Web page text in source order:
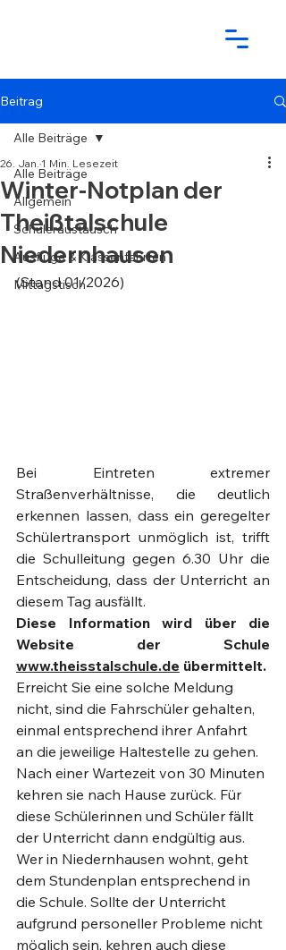
Beitrag
Alle Beiträge
Allgemein
Schüleraustausch
Ausflüge & Klassenfahrten
Mittagstisch
Alle Beiträge
Winter-Notplan der
Theißtalschule
Niedernhausen
26. Jan. 1 Min. Lesezeit
(Stand 01/2026)
Bei Eintreten extremer
Straßenverhältnisse, die deutlich
erkennen lassen, dass ein geregelter
Schülertransport unmöglich ist, trifft
die Schulleitung gegen 6.30 Uhr die
Entscheidung, dass der Unterricht an
diesem Tag ausfällt.
Diese Information wird über die
www.theisstalschule.de übermittelt.
Erreicht Sie eine solche Meldung
nicht, sind die Fahrschüler gehalten,
einmal entsprechend ihrer Anfahrt
an die jeweilige Haltestelle zu gehen.
Nach einer Wartezeit von 30 Minuten
kehren sie nach Hause zurück. Für
diese Schülerinnen und Schüler fällt
der Unterricht dann endgültig aus.
Wer in Niedernhausen wohnt, geht
dem Stundenplan entsprechend in
die Schule. Sollte der Unterricht
aufgrund personeller Probleme nicht
möglich sein, kehren auch diese